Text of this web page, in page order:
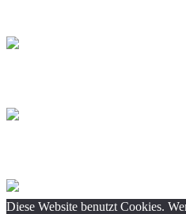
Diese Website benutzt Cookies.